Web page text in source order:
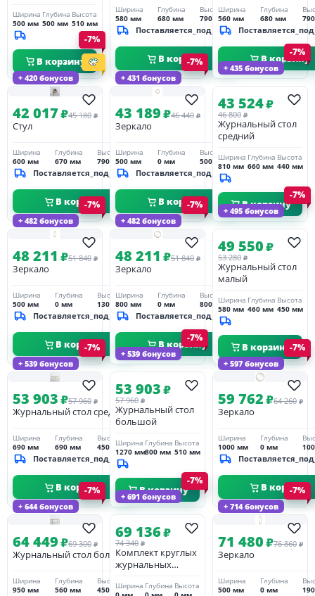
Ширина
500 мм
Глубина
500 мм
Высота
510 мм
В корзину
Ширина
580 мм
Глубина
680 мм
Высота
790 мм
Поставляется_под_заказ
В корзину
Ширина
560 мм
Глубина
680 мм
В корзину
+ 420 бонусов
-7%
42 017₽45 180 ₽
Стул
Ширина
600 мм
Глубина
670 мм
Высота
790 мм
Поставляется_под_заказ
В корзину
+ 431 бонусов
-7%
43 189₽46 440 ₽
Зеркало
Ширина
500 мм
Глубина
0 мм
Высота
500 мм
Поставляется_под_заказ
В корзину
+ 435 бонусов
-7%
43 524₽
46 800 ₽
Журнальный стол
средний
Ширина
810 мм
Глубина
660 мм
Высота
440 мм
В корзину
+ 482 бонусов
-7%
48 211 ₽51 840 ₽
Зеркало
Ширина
500 мм
Глубина
0 мм
Высота
1300 мм
Поставляется_под_заказ
В корзину
+ 482 бонусов
-7%
48 211 ₽51 840 ₽
Зеркало
Ширина
800 мм
Глубина
0 мм
Высота
800 мм
Поставляется_под_заказ
В корзину
+ 495 бонусов
-7%
49 550₽
53 280 ₽
Журнальный стол
малый
Ширина
580 мм
Глубина
460 мм
Высота
450 мм
В корзину
+ 539 бонусов
-7%
53 903₽57 960 ₽
Журнальный стол средний
Ширина
690 мм
Глубина
690 мм
Высота
450 мм
Поставляется_под_заказ
В корзину
+ 539 бонусов
-7%
53 903₽
57 960 ₽
Журнальный стол
большой
Ширина
1270 мм
Глубина
800 мм
Высота
510 мм
В корзину
+ 597 бонусов
-7%
59 762₽64 260 ₽
Зеркало
Ширина
1000 мм
Глубина
0 мм
В корзину
+ 644 бонусов
-7%
64 449₽69 300 ₽
Журнальный стол большой
Ширина
950 мм
Глубина
560 мм
Высота
450 мм
+ 691 бонусов
-7%
69 136₽
74 340 ₽
Комплект круглых
журнальных
Ширина Глубина Высота
+ 714 бонусов
-7%
71 480₽76 860 ₽
Зеркало
Ширина
500 мм
Глубина
0 мм